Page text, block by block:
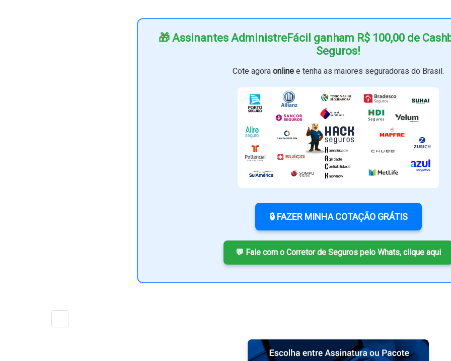
🎁 Assinantes AdministreFácil ganham R$ 100,00 de
Seguros!
Cote agora online e tenha as maiores seguradoras do Brasil.
🔒 FAZER MINHA COTAÇÃO GRÁTIS
💬 Fale com o Corretor de Seguros pelo Whats, clique aqui